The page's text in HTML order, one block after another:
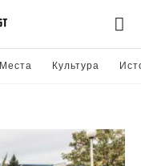
Места Культура